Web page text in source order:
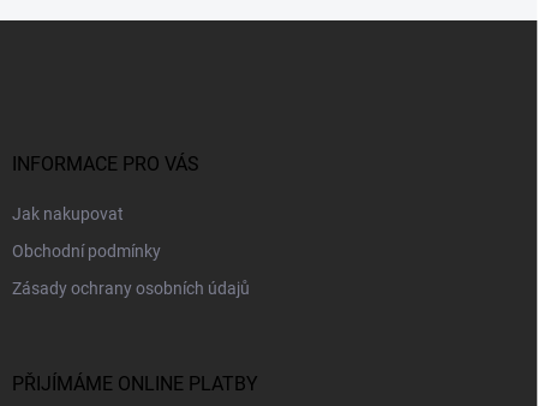
INFORMACE PRO VÁS
Jak nakupovat
Obchodní podmínky
Zásady ochrany osobních údajů
PŘIJÍMÁME ONLINE PLATBY